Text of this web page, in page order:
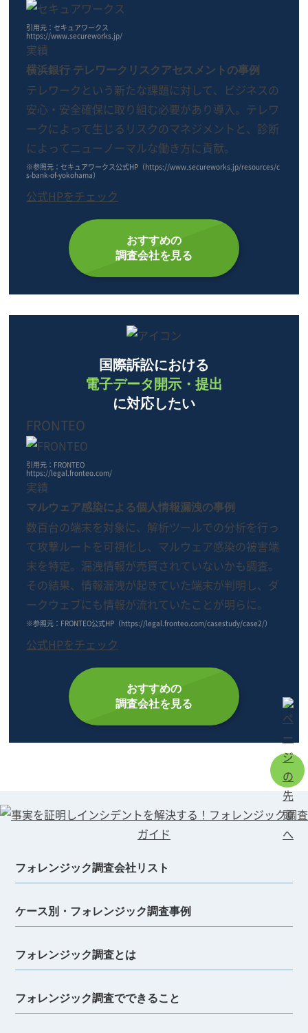
引用元：セキュアワークス
https://www.secureworks.jp/
実績
横浜銀行 テレワークリスクアセスメントの事例
テレワークという新たな課題に対して、ビジネスの
安心・安全確保に取り組む必要があり導入。テレワ
ークによって生じるリスクのマネジメントと、診断
によってニューノーマルな働き方に貢献。
※参照元：セキュアワークス公式HP（https://www.secureworks.jp/resources/c
s-bank-of-yokohama）
公式HPをチェック
おすすめの
調査会社を見る
国際訴訟における
電子データ開示・提出
に対応したい
FRONTEO
引用元：FRONTEO
https://legal.fronteo.com/
実績
マルウェア感染による個人情報漏洩の事例
数百台の端末を対象に、解析ツールでの分析を行っ
て攻撃ルートを可視化し、マルウェア感染の被害端
末を特定。漏洩情報が売買されていないかも調査。
その結果、情報漏洩が起きていた端末が判明し、ダ
ークウェブにも情報が流れていたことが明らに。
※参照元：FRONTEO公式HP（https://legal.fronteo.com/casestudy/case2/）
公式HPをチェック
おすすめの
調査会社を見る
フォレンジック調査会社リスト
ケース別・フォレンジック調査事例
フォレンジック調査とは
フォレンジック調査でできること